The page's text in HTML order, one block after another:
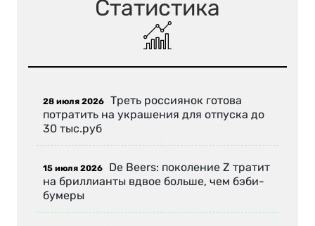
Статистика
28 июля 2026 Треть россиянок готова
потратить на украшения для отпуска до
30 тыс.руб
15 июля 2026 De Beers: поколение Z тратит
на бриллианты вдвое больше, чем бэби-
бумеры